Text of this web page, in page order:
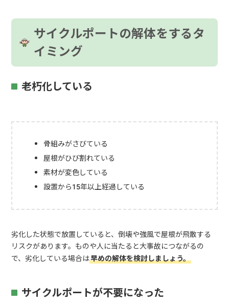
サイクルポートの解体をするタ
イミング
老朽化している
骨組みがさびている
屋根がひび割れている
素材が変色している
設置から15年以上経過している
劣化した状態で放置していると、倒壊や強風で屋根が飛散する
リスクがあります。ものや人に当たると大事故につながるの
で、劣化している場合は早めの解体を検討しましょう。
サイクルポートが不要になった